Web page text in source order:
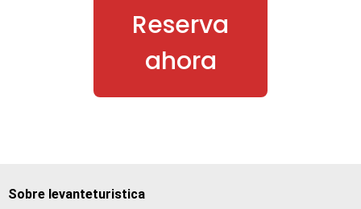
Reserva
ahora
Sobre levanteturistica